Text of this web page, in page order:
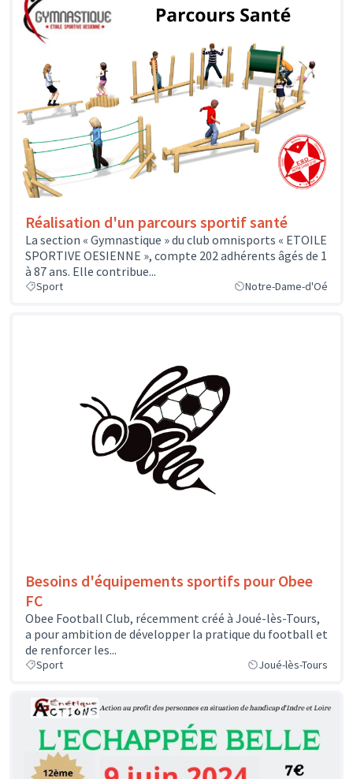
Réalisation d'un parcours sportif santé
La section « Gymnastique » du club omnisports « ETOILE
SPORTIVE OESIENNE », compte 202 adhérents âgés de 1
à 87 ans. Elle contribue...
Sport Notre-Dame-d'Oé
Besoins d'équipements sportifs pour Obee
FC
Obee Football Club, récemment créé à Joué-lès-Tours,
a pour ambition de développer la pratique du football et
de renforcer les...
Sport Joué-lès-Tours